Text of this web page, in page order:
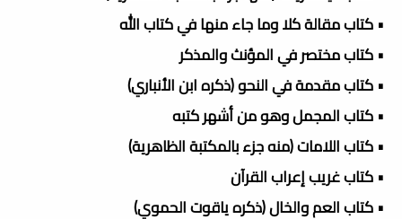
• كتاب مقالة كلا وما جاء منها في كتاب الله
• كتاب مختصر في المؤنث والمذكر
• كتاب مقدمة في النحو (ذكره ابن الأنباري)
• كتاب المجمل وهو من أشهر كتبه
• كتاب اللامات (منه جزء بالمكتبة الظاهرية)
• كتاب غريب إعراب القرآن
• كتاب العم والخال (ذكره ياقوت الحموي)